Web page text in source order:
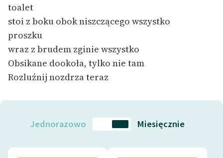
toalet
stoi z boku obok niszczącego wszystko
proszku
wraz z brudem zginie wszystko
Obsikane dookoła, tylko nie tam
Rozluźnij nozdrza teraz
Jednorazowo Miesięcznie